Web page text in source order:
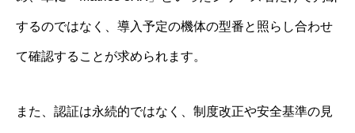
するのではなく、導入予定の機体の型番と照らし合わせ
て確認することが求められます。
また、認証は永続的ではなく、制度改正や安全基準の見